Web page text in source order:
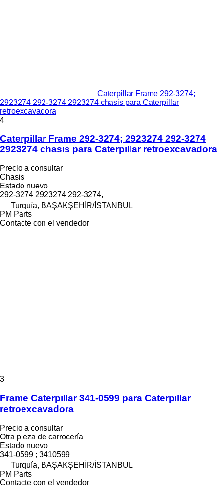
Caterpillar Frame 292-3274;
2923274 292-3274 2923274 chasis para Caterpillar
retroexcavadora
4
Caterpillar Frame 292-3274; 2923274 292-3274
2923274 chasis para Caterpillar retroexcavadora
Precio a consultar
Chasis
Estado nuevo
292-3274 2923274 292-3274,
Turquía, BAŞAKŞEHİR/İSTANBUL
PM Parts
Contacte con el vendedor
3
Frame Caterpillar 341-0599 para Caterpillar
retroexcavadora
Precio a consultar
Otra pieza de carrocería
Estado nuevo
341-0599 ; 3410599
Turquía, BAŞAKŞEHİR/İSTANBUL
PM Parts
Contacte con el vendedor